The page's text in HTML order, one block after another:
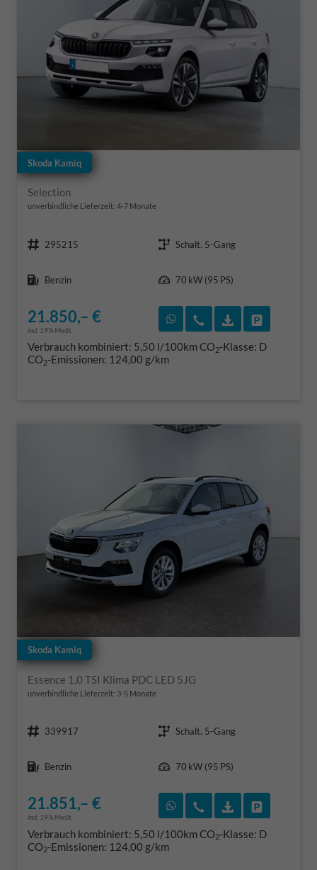
Skoda Kamiq
Selection
unverbindliche Lieferzeit: 4-7 Monate
295215
Schalt. 5-Gang
Benzin
70 kW (95 PS)
21.850,– €
incl. 19% MwSt.
Rückruf vereinbaren
Wir rufen Sie an
Verbrauch kombiniert: 5,50 l/100kmCO2-Klasse: D
CO2-Emissionen: 124,00 g/km
Skoda Kamiq
Essence 1,0 TSI Klima PDC LED 5JG
unverbindliche Lieferzeit: 3-5 Monate
339917
Schalt. 5-Gang
Benzin
70 kW (95 PS)
21.851,– €
incl. 19% MwSt.
Rückruf vereinbaren
Wir rufen Sie an
Verbrauch kombiniert: 5,50 l/100kmCO2-Klasse: D
CO2-Emissionen: 124,00 g/km